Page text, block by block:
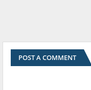
POST A COMMENT